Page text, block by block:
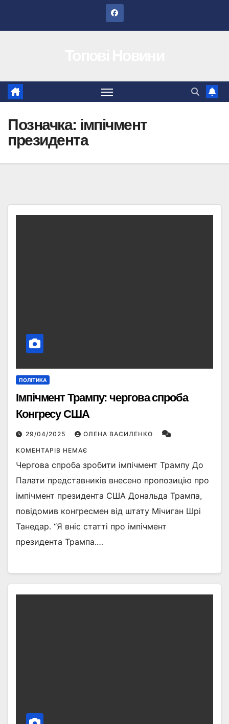
Позначка: імпічмент
президента
ПОЛІТИКА
Імпічмент Трампу: чергова спроба
Конгресу США
29/04/2025 ОЛЕНА ВАСИЛЕНКО
КОМЕНТАРІВ НЕМАЄ
Чергова спроба зробити імпічмент Трампу До
Палати представників внесено пропозицію про
імпічмент президента США Дональда Трампа,
повідомив конгресмен від штату Мічиган Шрі
Танедар. “Я вніс статті про імпічмент
президента Трампа.…